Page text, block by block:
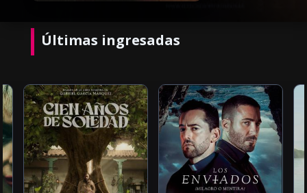
Últimas ingresadas